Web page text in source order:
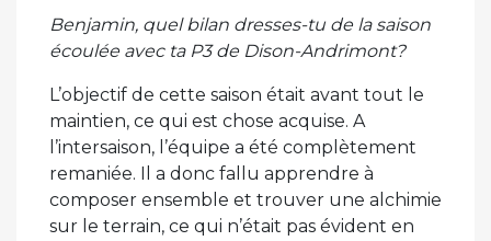
Benjamin, quel bilan dresses-tu de la saison
écoulée avec ta P3 de Dison-Andrimont?
L’objectif de cette saison était avant tout le
maintien, ce qui est chose acquise. A
l’intersaison, l’équipe a été complètement
remaniée. Il a donc fallu apprendre à
composer ensemble et trouver une alchimie
sur le terrain, ce qui n’était pas évident en